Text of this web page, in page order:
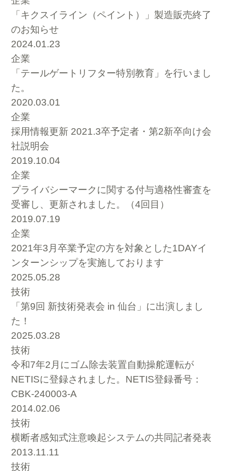
「キクスイライン（ペイント）」製造販売終了
のお知らせ
2024.01.23
企業
「テールゲートリフター特別教育」を行いまし
た。
2020.03.01
企業
採用情報更新 2021.3卒予定者・第2新卒向け会
社説明会
2019.10.04
企業
プライバシーマークに関する付与適格性審査を
受審し、更新されました。（4回目）
2019.07.19
企業
2021年3月卒業予定の方を対象とした1DAYイ
ンターンシップを実施しております
2025.05.28
技術
「第9回 新技術発表会 in 仙台」に出演しまし
た！
2025.03.28
技術
令和7年2月にゴム除去装置自動操舵運転が
NETISに登録されました。NETIS登録番号：
CBK-240003-A
2014.02.06
技術
横断者感知式注意喚起システムの共同記者発表
2013.11.11
技術